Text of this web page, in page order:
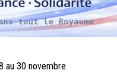
au 30 novembre